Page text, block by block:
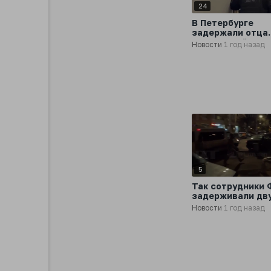
24
В Петербурге
задержали отца
семилетней
который
Новости 1 год назад
5
Так сотрудники
задерживали
террористов,
планировавших
Новости 1 год назад